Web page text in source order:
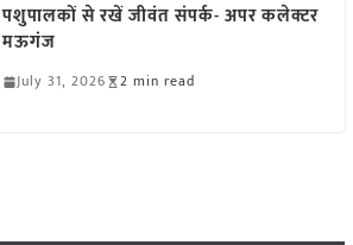
पशुपालकों से रखें जीवंत संपर्क- अपर कलेक्टर
मऊगंज
July 31, 2026 2 min read